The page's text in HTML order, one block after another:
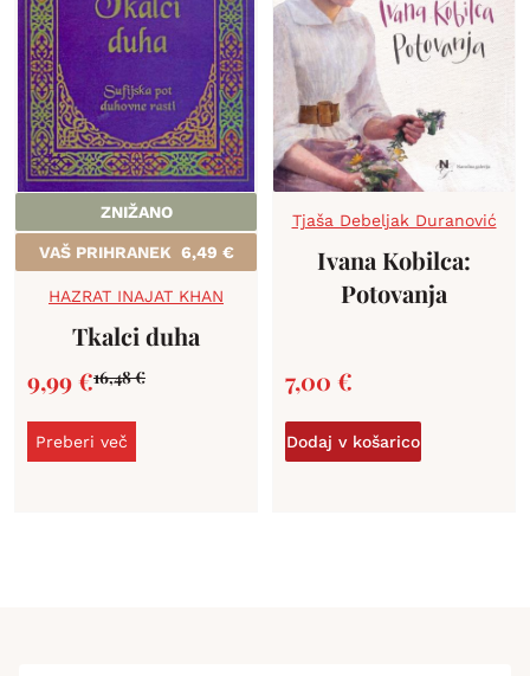
ZNIŽANO
VAŠ PRIHRANEK 6,49 €
HAZRAT INAJAT KHAN
Tkalci duha
16,48€
9,99€
Preberi več
Tjaša Debeljak Duranović
Ivana Kobilca:
Potovanja
7,00 €
Dodaj v košarico